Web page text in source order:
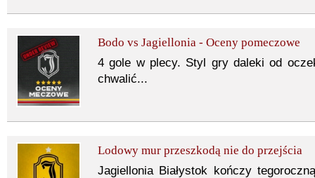
Bodo vs Jagiellonia - Oceny pomeczowe
4 gole w plecy. Styl gry daleki od
chwalić...
Lodowy mur przeszkodą nie do przejścia
Jagiellonia Białystok kończy